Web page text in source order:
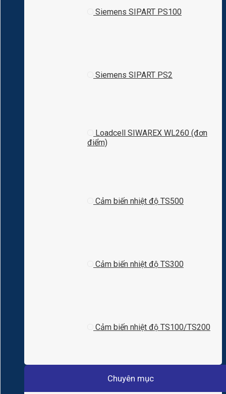
Siemens SIPART PS100
Siemens SIPART PS2
Loadcell SIWAREX WL260 (đơn
điểm)
Cảm biến nhiệt độ TS500
Cảm biến nhiệt độ TS300
Cảm biến nhiệt độ TS100/TS200
Chuyên mục